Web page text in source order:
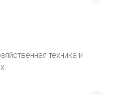
техника и